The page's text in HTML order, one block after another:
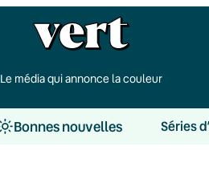
Le média qui annonce la couleur
Bonnes nouvelles Séries